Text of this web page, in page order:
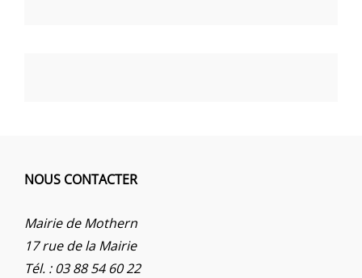
NOUS CONTACTER
Mairie de Mothern
17 rue de la Mairie
Tél. : 03 88 54 60 22